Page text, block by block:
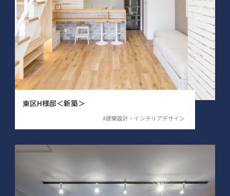
東区H様邸＜新築＞
#建築設計・インテリアデザイン